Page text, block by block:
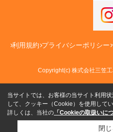
利用規約 プライバシーポリシー
Copyright(c) 株式会社三笠
当サイトでは、お客様の当サイト利用
して、クッキー（Cookie）を使用してい
詳しくは、当社の 「Cookieの取扱いに
閉じ